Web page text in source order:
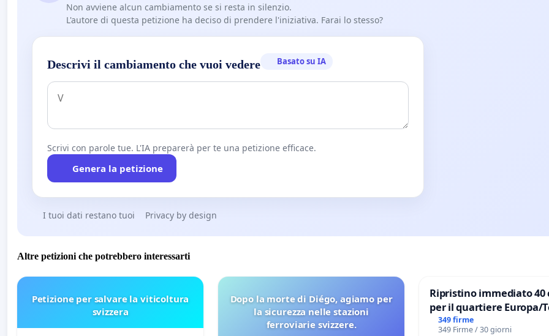
Non avviene alcun cambiamento se si resta in silenzio.
L'autore di questa petizione ha deciso di prendere l'iniziativa. Farai lo stesso?
Descrivi il cambiamento che vuoi vedere Basato su IA
Scrivi con parole tue. L'IA preparerà per te una petizione efficace.
Genera la petizione
I tuoi dati restano tuoi Privacy by design
Altre petizioni che potrebbero interessarti
Petizione per salvare la viticoltura
svizzera
Dopo la morte di Diégo, agiamo per
la sicurezza nelle stazioni
ferroviarie svizzere.
Ripristino immediato 40
per il quartiere Europa/
di Aprilia
349 firme
349 Firme / 30 giorni